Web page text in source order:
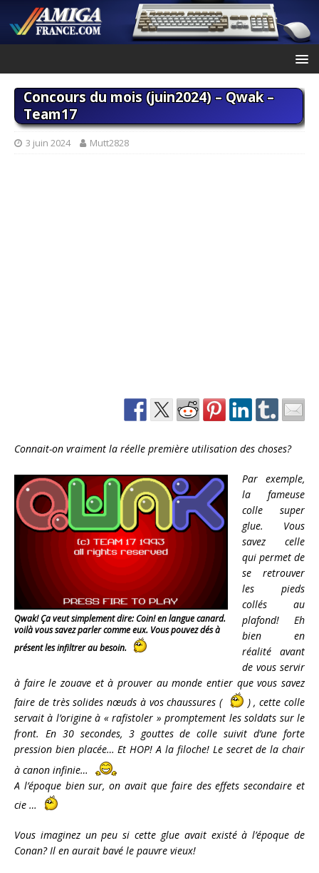
Concours du mois (juin2024) – Qwak –
Team17
3 juin 2024 Mutt2828
Connait-on vraiment la réelle première utilisation des choses?
Qwak! Ça veut simplement dire: Coin! en langue canard.
voilà vous savez parler comme eux. Vous pouvez dés à
présent les infiltrer au besoin.
Par exemple,
la fameuse
colle super
glue. Vous
savez celle
qui permet de
se retrouver
les pieds
collés au
plafond! Eh
bien en
réalité avant
de vous servir
à faire le zouave et à prouver au monde entier que vous savez
faire de très solides nœuds à vos chaussures (
) , cette colle
servait à l’origine à « rafistoler » promptement les soldats sur le
front. En 30 secondes, 3 gouttes de colle suivit d’une forte
pression bien placée… Et HOP! A la filoche! Le secret de la chair
à canon infinie…
A l’époque bien sur, on avait que faire des effets secondaire et
cie …
Vous imaginez un peu si cette glue avait existé à l’époque de
Conan? Il en aurait bavé le pauvre vieux!